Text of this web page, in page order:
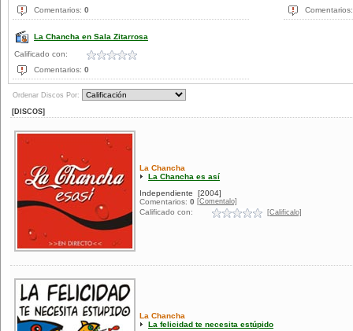
Comentarios: 0
La Chancha en Sala Zitarrosa
Calificado con:
Comentarios: 0
Ordenar Discos Por:
[DISCOS]
La Chancha
La Chancha es así
Independiente
[2004]
Comentarios: 0 [Comentalo]
Calificado con: [Calificalo]
La Chancha
La felicidad te necesita estúpido